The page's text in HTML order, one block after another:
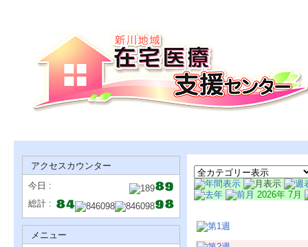
アクセスカウンター
今日 :
総計 :
メニュー
2026年 7月